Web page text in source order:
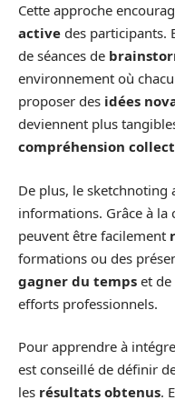
Cette approche
active des participants.
de séances de
environnement où
proposer des idées
deviennent plus
compréhension
De plus, le sketchnoting
informations. Grâce à la
peuvent être facilement
formations ou des
gagner du temps et de
efforts professionnels.
Pour apprendre à
est conseillé de définir
les résultats obtenus.